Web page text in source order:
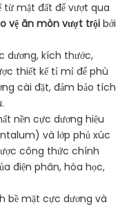
mặt đất để vượt qua
vệ ăn mòn vượt trội bởi
dương, kích thước,
thiết kế tỉ mỉ để phù
cài đặt, đảm bảo tích
nền cực dương hiệu
và lớp phủ xúc
công thức chính
điện phân, hóa học,
bề mặt cực dương và